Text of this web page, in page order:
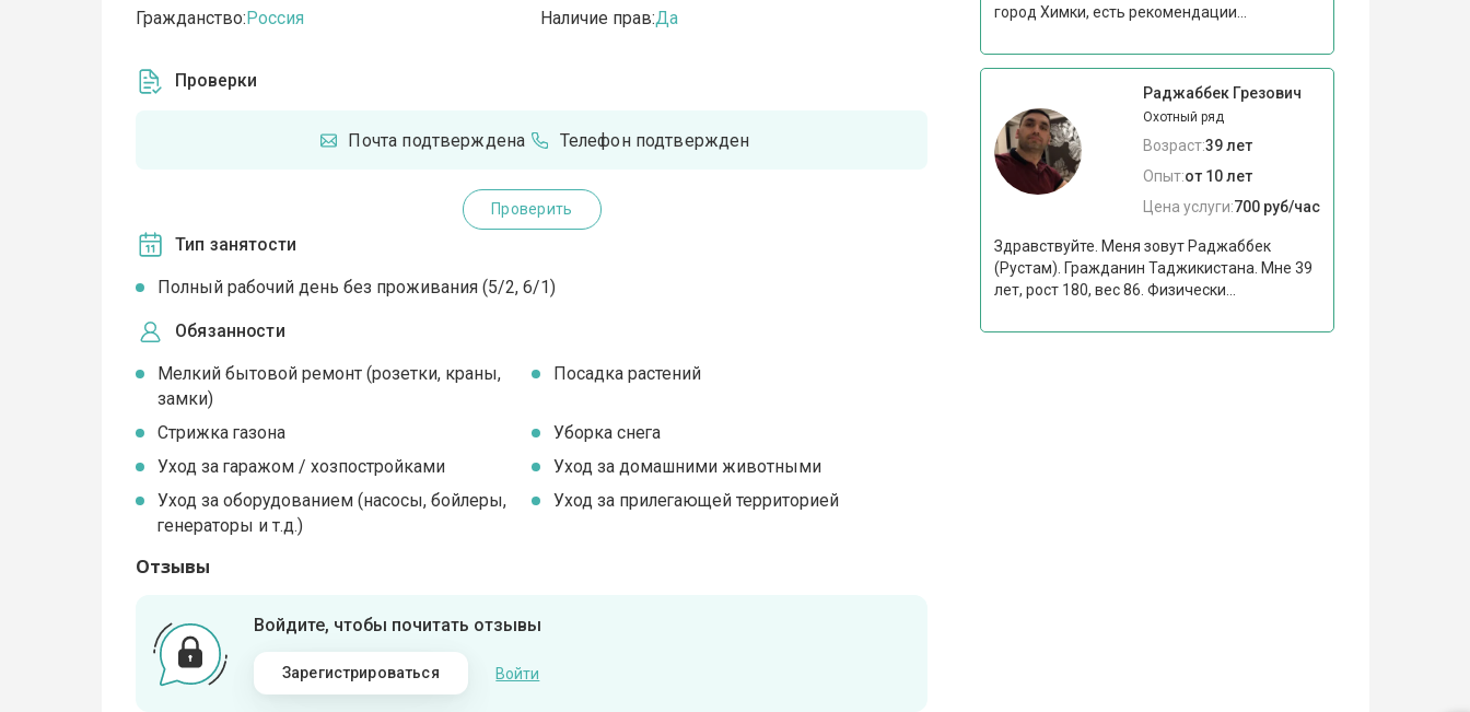
Гражданство:Россия
Наличие прав:Да
Проверки
Почта подтверждена Телефон подтвержден
Проверить
Тип занятости
Полный рабочий день без проживания (5/2, 6/1)
Обязанности
Мелкий бытовой ремонт (розетки, краны,
замки)
Посадка растений
Стрижка газона
Уборка снега
Уход за гаражом / хозпостройками
Уход за домашними животными
Уход за оборудованием (насосы, бойлеры,
генераторы и т.д.)
Уход за прилегающей территорией
Отзывы
Войдите, чтобы почитать отзывы
Зарегистрироваться Войти
город Химки, есть рекомендации...
Раджаббек Грезович
Охотный ряд
Возраст:39 лет
Опыт:от 10 лет
Цена услуги:700 руб/час
Здравствуйте. Меня зовут Раджаббек
(Рустам). Гражданин Таджикистана. Мне 39
лет, рост 180, вес 86. Физически...